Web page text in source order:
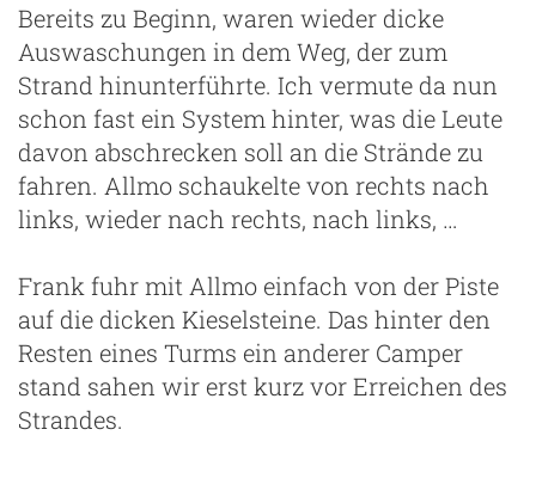
Bereits zu Beginn, waren wieder dicke
Auswaschungen in dem Weg, der zum
Strand hinunterführte. Ich vermute da nun
schon fast ein System hinter, was die Leute
davon abschrecken soll an die Strände zu
fahren. Allmo schaukelte von rechts nach
links, wieder nach rechts, nach links, …
Frank fuhr mit Allmo einfach von der Piste
auf die dicken Kieselsteine. Das hinter den
Resten eines Turms ein anderer Camper
stand sahen wir erst kurz vor Erreichen des
Strandes.